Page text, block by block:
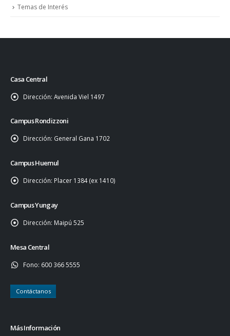
Temas de Interés
Casa Central
Dirección: Avenida Viel 1497
Campus Rondizzoni
Dirección: General Gana 1702
Campus Huemul
Dirección: Placer 1384 (ex 1410)
Campus Yungay
Dirección: Maipú 525
Mesa Central
Fono: 600 366 5555
Contáctanos
Más Información